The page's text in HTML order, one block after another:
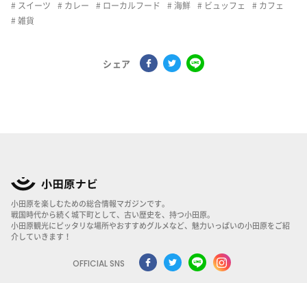
スイーツ カレー ローカルフード 海鮮 ビュッフェ
カフェ
雑貨
シェア
小田原を楽しむための総合情報マガジンです。
戦国時代から続く城下町として、古い歴史を、持つ小田原。
小田原観光にピッタリな場所やおすすめグルメなど、魅力いっぱいの小田原をご紹
介していきます！
OFFICIAL SNS